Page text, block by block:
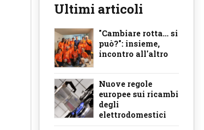
Ultimi articoli
"Cambiare rotta... si
può?": insieme,
incontro all'altro
Nuove regole
europee sui ricambi
degli
elettrodomestici